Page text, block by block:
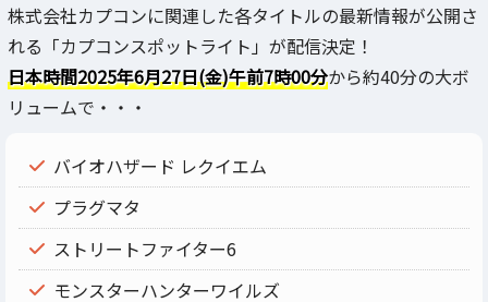
株式会社カプコンに関連した各タイトルの最新情報が公開さ
れる「カプコンスポットライト」が配信決定！
日本時間2025年6月27日(金)午前7時00分から約40分の大ボ
リュームで・・・
バイオハザード レクイエム
プラグマタ
ストリートファイター6
モンスターハンターワイルズ